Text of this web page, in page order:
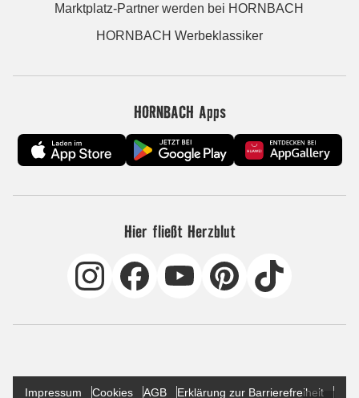
Marktplatz-Partner werden bei HORNBACH
HORNBACH Werbeklassiker
HORNBACH Apps
Hier fließt Herzblut
Impressum Cookies AGB Erklärung zur Barrierefreiheit